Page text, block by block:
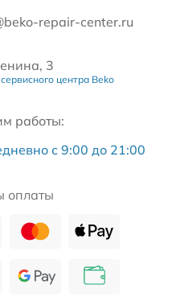
repair-center.ru
3
центра Beko
работы:
с 9:00 до 21:00
оплаты